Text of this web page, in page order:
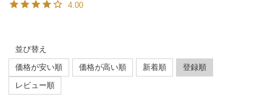
4.00
並び替え
価格が安い順
価格が高い順 新着順
登録順
レビュー順